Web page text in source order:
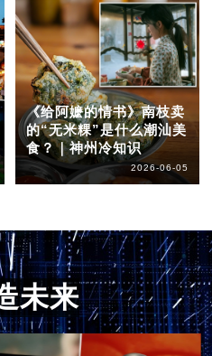
《给阿嬷的情书》南枝卖
的“无米粿”是什么潮汕美
食？｜神州冷知识
2026-06-05
未来